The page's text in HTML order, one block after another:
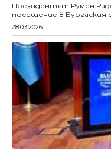
Президентът Румен
посещение в Бургаския
28.03.2026